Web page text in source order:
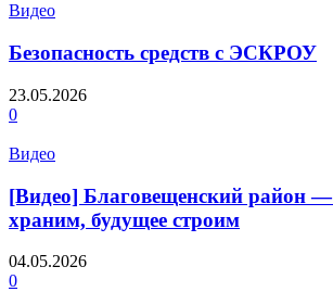
Видео
Безопасность средств с ЭСКРОУ
23.05.2026
0
Видео
[Видео] Благовещенский район
храним, будущее строим
04.05.2026
0